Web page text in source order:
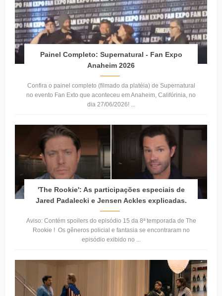
Painel Completo: Supernatural - Fan Expo
Anaheim 2026
Confira o painel completo (filmado da platéia) de Supernatural
no evento Fan Exto que aconteceu em Anaheim, Califórinia, no
dia 27/06/2026! ...
'The Rookie': As participações especiais de
Jared Padalecki e Jensen Ackles explicadas.
Aviso: Contém spoilers do episódio 15 da 8ª temporada de The
Rookie ! Os gêneros policial e fantasia se encontraram no
episódio exibido no ...